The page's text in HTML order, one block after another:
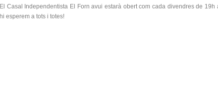
El Casal Independentista El Forn avui estarà obert com cada divendres de 19h
hi esperem a tots i totes!